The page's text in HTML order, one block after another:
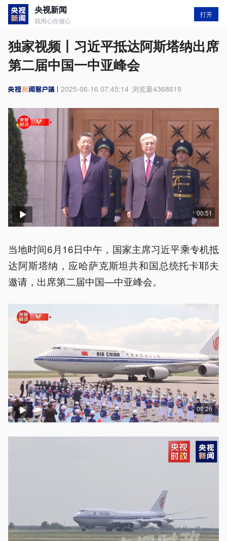
央视新闻
我用心你放心
打开
独家视频丨习近平抵达阿斯塔纳出席
第二届中国一中亚峰会
2025-06-16 07:45:14 浏览量4368619
00:51
当地时间6月16日中午，国家主席习近平乘专机抵
达阿斯塔纳，应哈萨克斯坦共和国总统托卡耶夫
邀请，出席第二届中国—中亚峰会。
00:26